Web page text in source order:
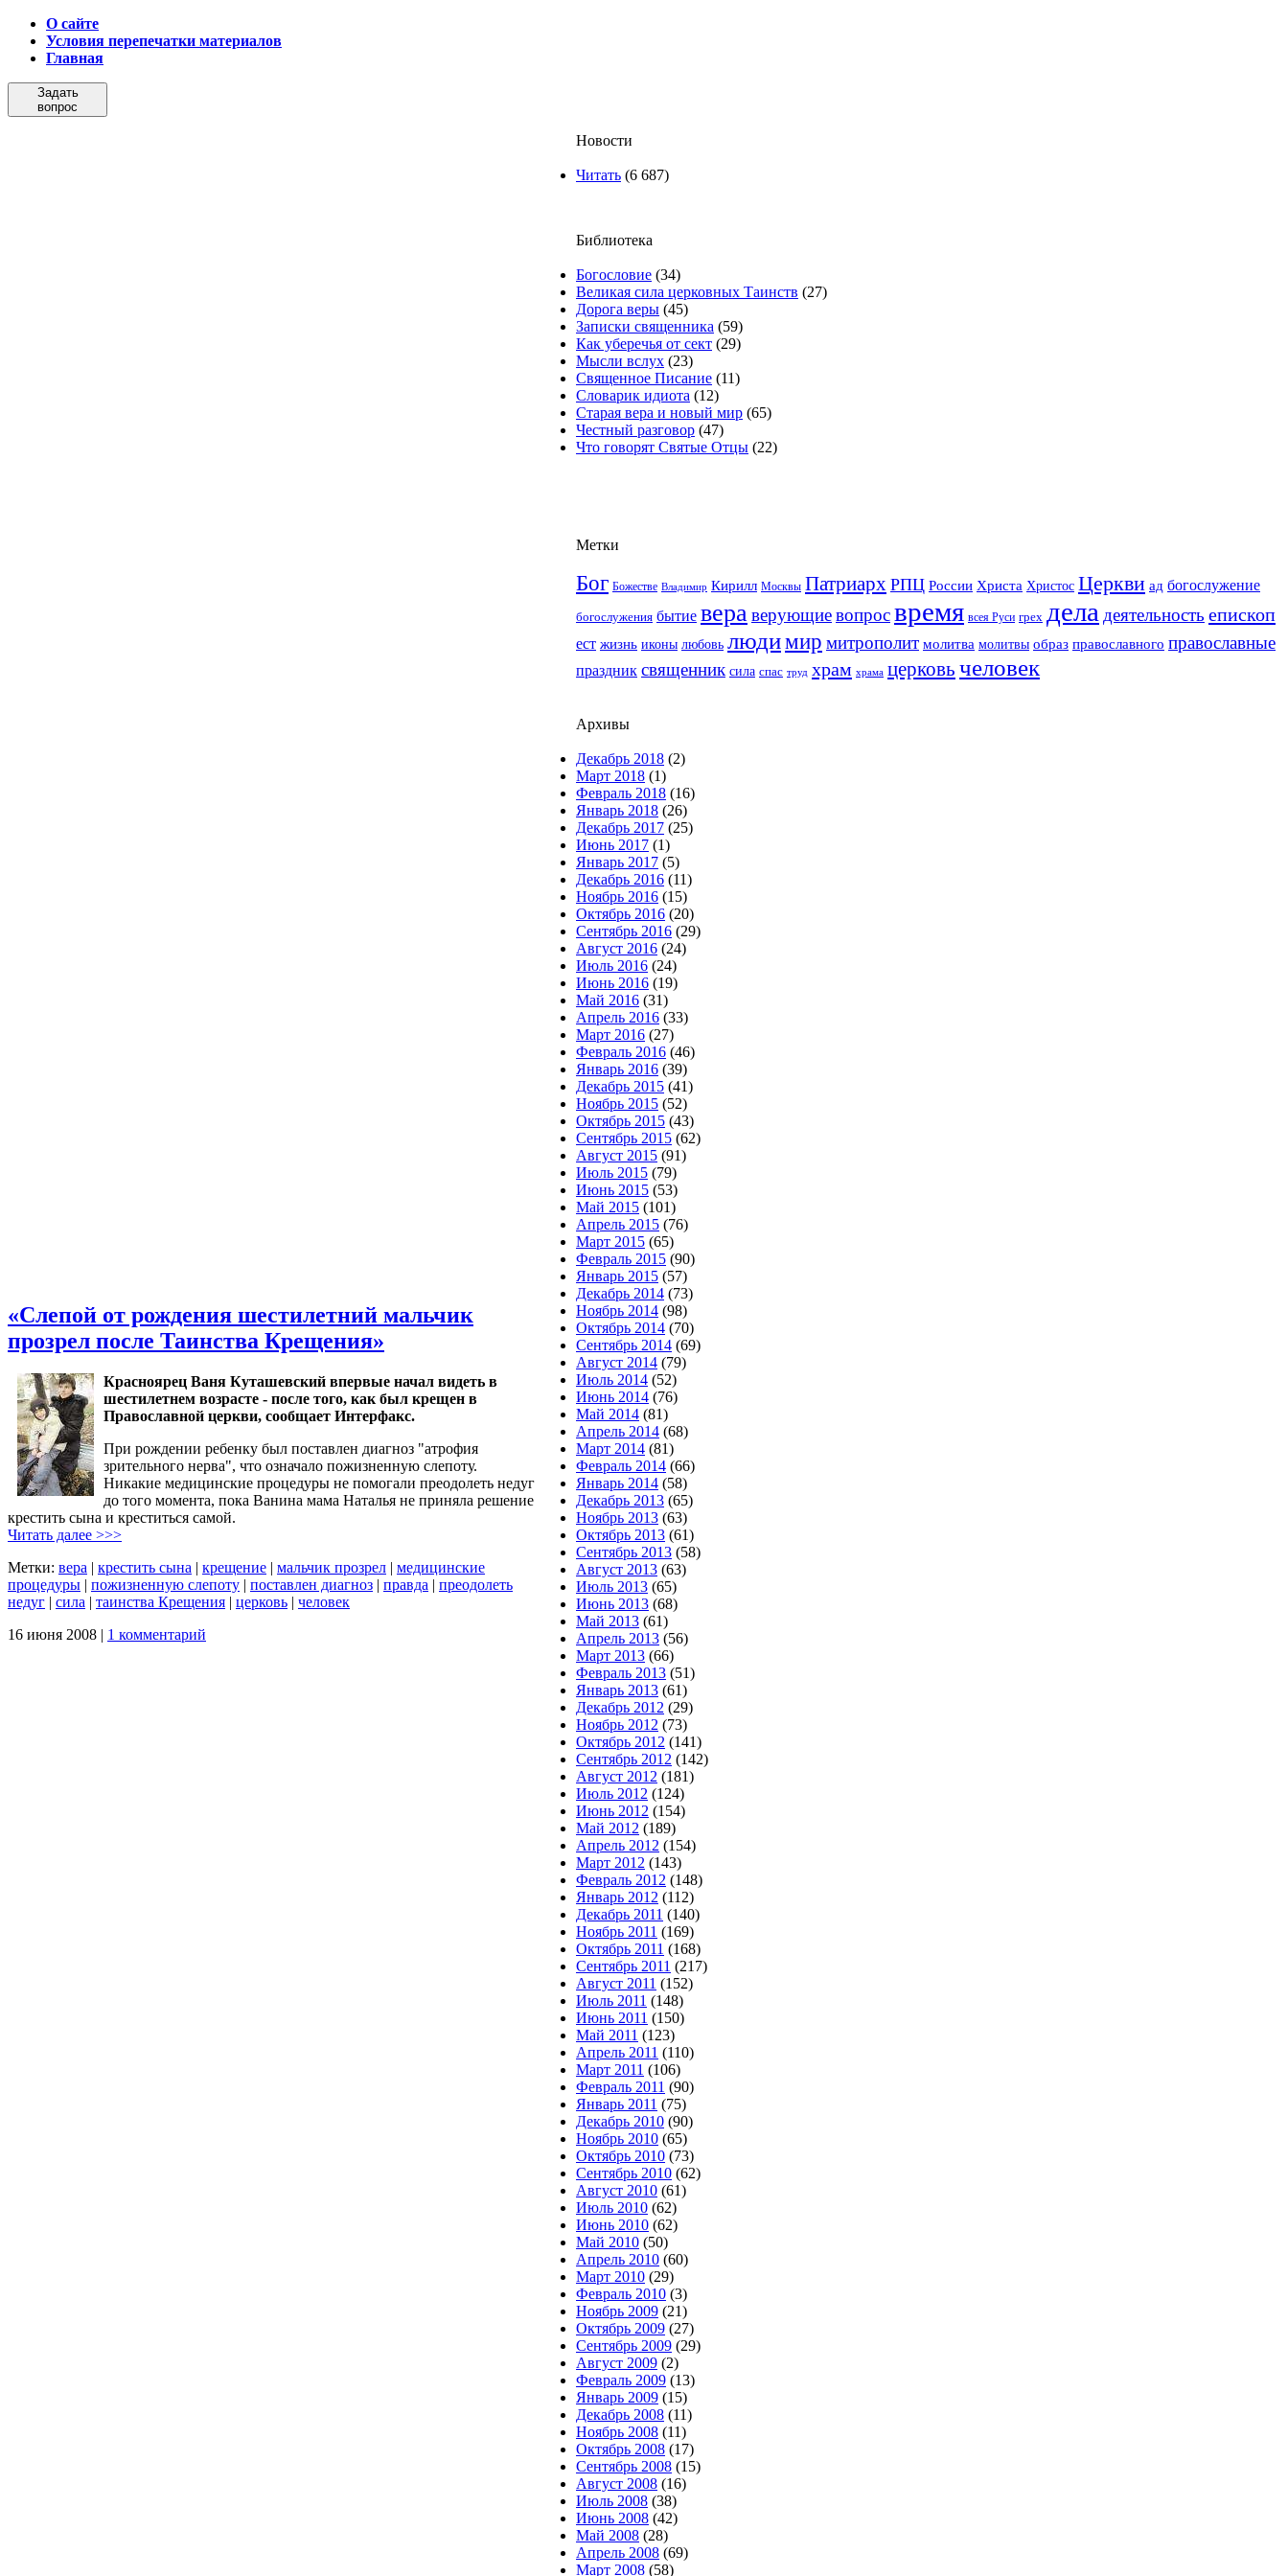
О сайте
Условия перепечатки материалов
Главная
Задать
вопрос
«Слепой от рождения шестилетний мальчик
прозрел после Таинства Крещения»
Красноярец Ваня Куташевский впервые начал видеть в
шестилетнем возрасте - после того, как был крещен в
Православной церкви, сообщает Интерфакс.
При рождении ребенку был поставлен диагноз "атрофия
зрительного нерва", что означало пожизненную слепоту.
Никакие медицинские процедуры не помогали преодолеть недуг
до того момента, пока Ванина мама Наталья не приняла решение
крестить сына и креститься самой.
Читать далее >>>
Метки: вера | крестить сына | крещение | мальчик прозрел | медицинские
процедуры | пожизненную слепоту | поставлен диагноз | правда | преодолеть
недуг | сила | таинства Крещения | церковь | человек
16 июня 2008 | 1 комментарий
Новости
Читать (6 687)
Библиотека
Богословие (34)
Великая сила церковных Таинств (27)
Дорога веры (45)
Записки священника (59)
Как уберечья от сект (29)
Мысли вслух (23)
Священное Писание (11)
Словарик идиота (12)
Старая вера и новый мир (65)
Честный разговор (47)
Что говорят Святые Отцы (22)
Метки
Бог Божестве Владимир Кирилл Москвы Патриарх РПЦ России Христа Христос Церкви ад богослужение
богослужения бытие вераверующие вопрос время всея Руси грех дела деятельность епископ
ест жизнь иконы любовь людимир митрополит молитва молитвы образ православного православные
праздник священник сила спас труд храм храма церковь человек
Архивы
Декабрь 2018 (2)
Март 2018 (1)
Февраль 2018 (16)
Январь 2018 (26)
Декабрь 2017 (25)
Июнь 2017 (1)
Январь 2017 (5)
Декабрь 2016 (11)
Ноябрь 2016 (15)
Октябрь 2016 (20)
Сентябрь 2016 (29)
Август 2016 (24)
Июль 2016 (24)
Июнь 2016 (19)
Май 2016 (31)
Апрель 2016 (33)
Март 2016 (27)
Февраль 2016 (46)
Январь 2016 (39)
Декабрь 2015 (41)
Ноябрь 2015 (52)
Октябрь 2015 (43)
Сентябрь 2015 (62)
Август 2015 (91)
Июль 2015 (79)
Июнь 2015 (53)
Май 2015 (101)
Апрель 2015 (76)
Март 2015 (65)
Февраль 2015 (90)
Январь 2015 (57)
Декабрь 2014 (73)
Ноябрь 2014 (98)
Октябрь 2014 (70)
Сентябрь 2014 (69)
Август 2014 (79)
Июль 2014 (52)
Июнь 2014 (76)
Май 2014 (81)
Апрель 2014 (68)
Март 2014 (81)
Февраль 2014 (66)
Январь 2014 (58)
Декабрь 2013 (65)
Ноябрь 2013 (63)
Октябрь 2013 (61)
Сентябрь 2013 (58)
Август 2013 (63)
Июль 2013 (65)
Июнь 2013 (68)
Май 2013 (61)
Апрель 2013 (56)
Март 2013 (66)
Февраль 2013 (51)
Январь 2013 (61)
Декабрь 2012 (29)
Ноябрь 2012 (73)
Октябрь 2012 (141)
Сентябрь 2012 (142)
Август 2012 (181)
Июль 2012 (124)
Июнь 2012 (154)
Май 2012 (189)
Апрель 2012 (154)
Март 2012 (143)
Февраль 2012 (148)
Январь 2012 (112)
Декабрь 2011 (140)
Ноябрь 2011 (169)
Октябрь 2011 (168)
Сентябрь 2011 (217)
Август 2011 (152)
Июль 2011 (148)
Июнь 2011 (150)
Май 2011 (123)
Апрель 2011 (110)
Март 2011 (106)
Февраль 2011 (90)
Январь 2011 (75)
Декабрь 2010 (90)
Ноябрь 2010 (65)
Октябрь 2010 (73)
Сентябрь 2010 (62)
Август 2010 (61)
Июль 2010 (62)
Июнь 2010 (62)
Май 2010 (50)
Апрель 2010 (60)
Март 2010 (29)
Февраль 2010 (3)
Ноябрь 2009 (21)
Октябрь 2009 (27)
Сентябрь 2009 (29)
Август 2009 (2)
Февраль 2009 (13)
Январь 2009 (15)
Декабрь 2008 (11)
Ноябрь 2008 (11)
Октябрь 2008 (17)
Сентябрь 2008 (15)
Август 2008 (16)
Июль 2008 (38)
Июнь 2008 (42)
Май 2008 (28)
Апрель 2008 (69)
Март 2008 (58)